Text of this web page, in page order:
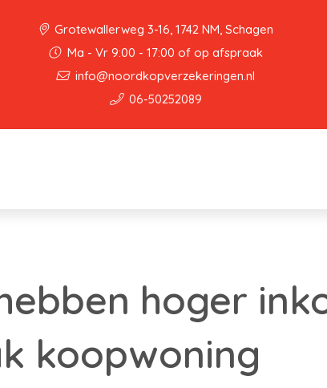
Grotewallerweg 3-16, 1742 NM, Schagen
Ma - Vr 9:00 - 17:00 of op afspraak
info@noordkopverzekeringen.nl
06-50252089
hoger
koopwoning